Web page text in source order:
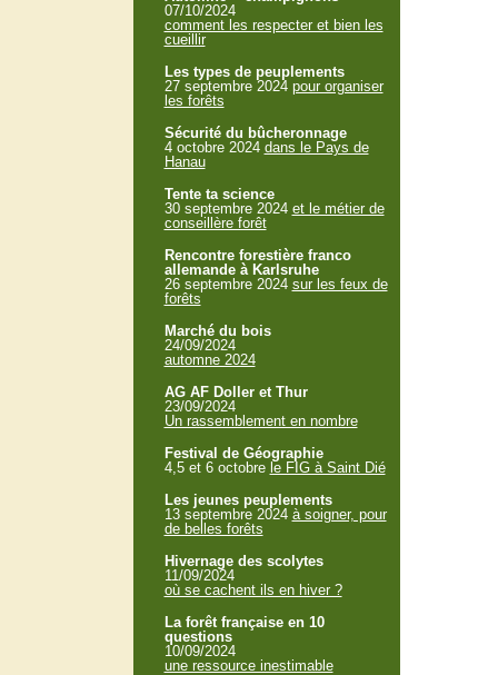
07/10/2024
comment les respecter et bien les
cueillir
Les types de peuplements
27 septembre 2024 pour organiser
les forêts
Sécurité du bûcheronnage
4 octobre 2024 dans le Pays de
Hanau
Tente ta science
30 septembre 2024 et le métier de
conseillère forêt
Rencontre forestière franco
allemande à Karlsruhe
26 septembre 2024 sur les feux de
forêts
Marché du bois
24/09/2024
automne 2024
AG AF Doller et Thur
23/09/2024
Un rassemblement en nombre
Festival de Géographie
4,5 et 6 octobre le FIG à Saint Dié
Les jeunes peuplements
13 septembre 2024 à soigner, pour
de belles forêts
Hivernage des scolytes
11/09/2024
où se cachent ils en hiver ?
La forêt française en 10
questions
10/09/2024
une ressource inestimable